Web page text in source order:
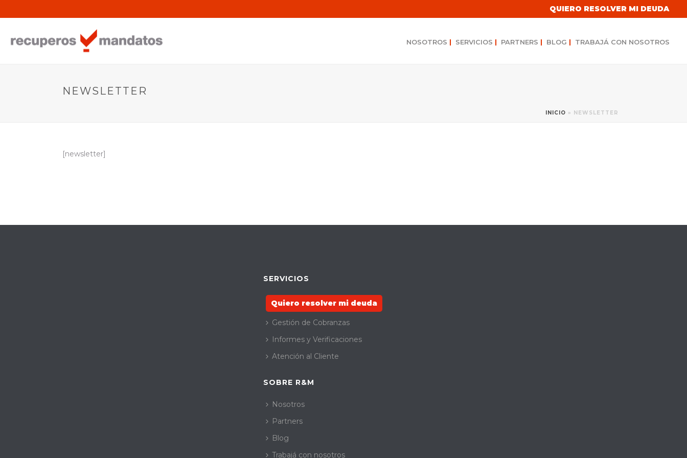
QUIERO RESOLVER MI DEUDA
NOSOTROS | SERVICIOS | PARTNERS | BLOG | TRABAJÁ CON NOSOTROS
NEWSLETTER
INICIO » NEWSLETTER
[newsletter]
SERVICIOS
Quiero resolver mi deuda
Gestión de Cobranzas
Informes y Verificaciones
Atención al Cliente
SOBRE R&M
Nosotros
Partners
Blog
Trabajá con nosotros